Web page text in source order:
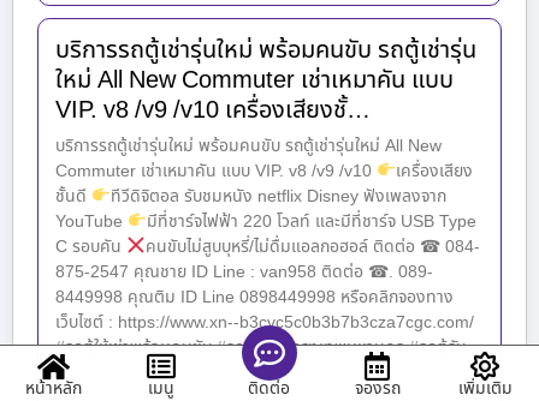
บริการรถตู้เช่ารุ่นใหม่ พร้อมคนขับ รถตู้เช่ารุ่น
ใหม่ All New Commuter เช่าเหมาคัน แบบ
VIP. v8 /v9 /v10 เครื่องเสียงชั้…
บริการรถตู้เช่ารุ่นใหม่ พร้อมคนขับ รถตู้เช่ารุ่นใหม่ All New
Commuter เช่าเหมาคัน แบบ VIP. v8 /v9 /v10
เครื่องเสียง
ชั้นดี
ทีวีดิจิตอล รับชมหนัง netflix Disney ฟังเพลงจาก
YouTube
มีที่ชาร์จไฟฟ้า 220 โวลท์ และมีที่ชาร์จ USB Type
C รอบคัน
คนขับไม่สูบบุหรี่/ไม่ดื่มแอลกอฮอล์ ติดต่อ ☎ 084-
875-2547 คุณชาย ID Line : van958 ติดต่อ ☎. 089-
8449998 คุณติม ID Line 0898449998 หรือคลิกจองทาง
เว็บไซต์ : https://www.xn--b3cvc5c0b3b7b3cza7cgc.com/
#รถตู้ให้เช่าพร้อมคนขับ #รถตู้ให้เช่ากรุงเทพมหานคร #รถตู้รับ
ส่ง
หน้าหลัก เมนู ติดต่อ จองรถ เพิ่มเติม